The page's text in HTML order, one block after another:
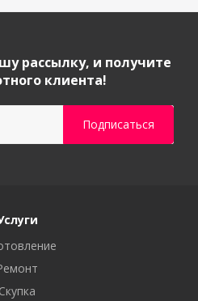
рассылку, и получите
клиента!
Скупка